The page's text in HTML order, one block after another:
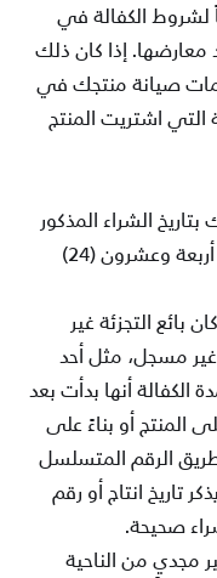
لشروط الكفالة في
معارضها. إذا كان ذلك
صيانة منتجكفي
التي اشتريت المنتج
الشراء المذكور
وعشرون(24)
بائع التجزئة غير
مسجل، مثل أحد
الكفالة أنها بدأت بعد
المنتج أو بناءً على
الرقم المتسلسل
تاريخ انتاج أو رقم
صحيحة.
مجديٍ من الناحية